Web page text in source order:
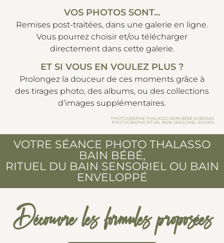
VOS PHOTOS SONT...
Remises post-traitées, dans une galerie en ligne.
Vous pourrez choisir et/ou télécharger
directement dans cette galerie.
ET SI VOUS EN VOULEZ PLUS ?
Prolongez la douceur de ces moments grâce à
des tirages photo, des albums, ou des collections
d’images supplémentaires.
PHOTOGRAPHE THALASSO BAIN BÉBÉ AUBENAS
PHOTOGRAPHE RITUEL BAIN SENSORIEL RUOMS
VOTRE SÉANCE PHOTO THALASSO
BAIN BÉBÉ,
RITUEL DU BAIN SENSORIEL OU BAIN
ENVELOPPÉ
Découvre les formules proposées